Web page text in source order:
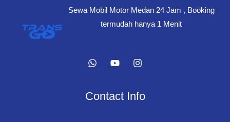
Sewa Mobil Motor Medan 24 Jam , Booking
termudah hanya 1 Menit
Contact Info